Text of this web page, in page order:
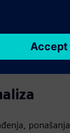
ponašanja